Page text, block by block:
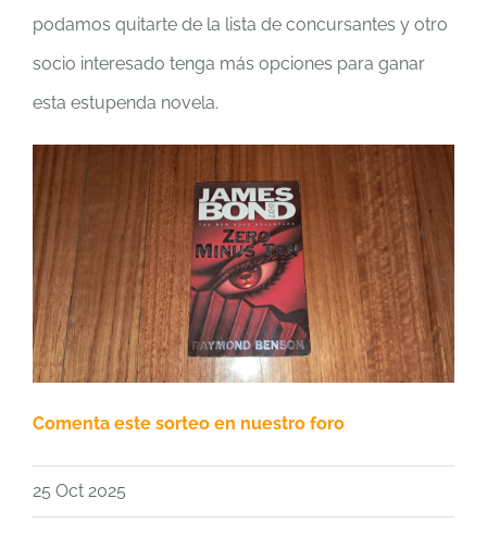
podamos quitarte de la lista de concursantes y otro
socio interesado tenga más opciones para ganar
esta estupenda novela.
Comenta este sorteo en nuestro foro
25 Oct 2025